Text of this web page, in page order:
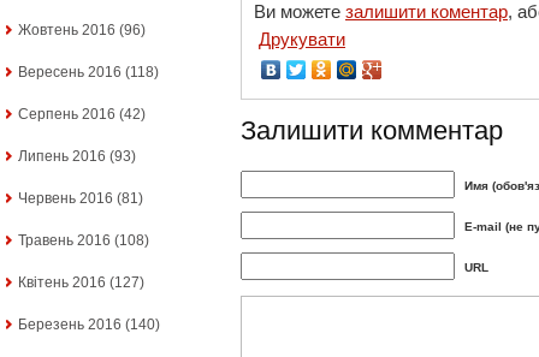
Жовтень 2016 (96)
Вересень 2016 (118)
Серпень 2016 (42)
Липень 2016 (93)
Червень 2016 (81)
Травень 2016 (108)
Квітень 2016 (127)
Березень 2016 (140)
Ви можете залишити коментар,
Друкувати
Залишити комментар
Имя
E-mail (не
URL